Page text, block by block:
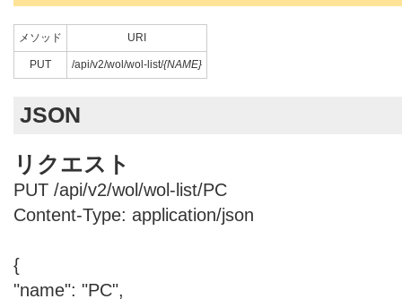
メソッド URI
PUT /api/v2/wol/wol-list/{NAME}
JSON
リクエスト
PUT /api/v2/wol/wol-list/PC
Content-Type: application/json
{
"name": "PC",